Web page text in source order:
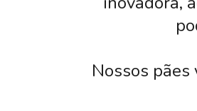
Nossos